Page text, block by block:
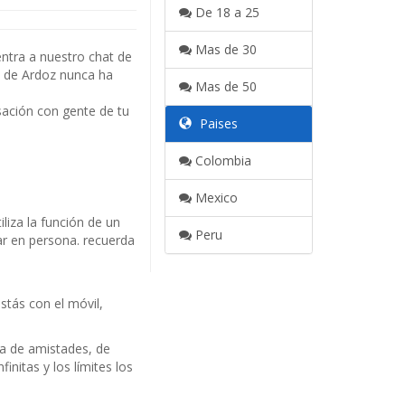
a nuestro chat de
Ardoz nunca ha
con gente de tu
la función de un
en persona. recuerda
con el móvil,
de amistades, de
y los límites los
De 18 a 25
Mas de 30
Mas de 50
Paises
Colombia
Mexico
Peru